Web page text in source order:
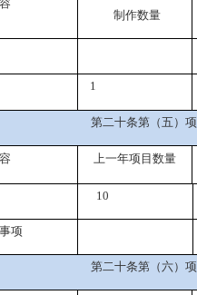
制作数量
1
第二十条第（五）项
上一年项目数量
10
项
第二十条第（六）项